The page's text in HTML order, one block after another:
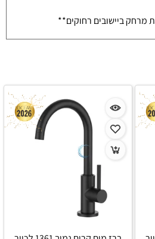
מרחק ביישובים רחוקים**